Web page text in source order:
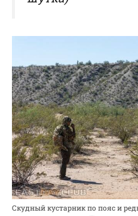
Скудный кустарник по пояс и